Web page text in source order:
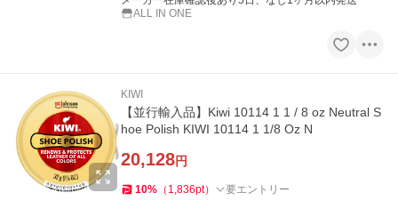
ALL IN ONE
KIWI
【並行輸入品】Kiwi 10114 1 1 / 8 oz Neutral S
hoe Polish KIWI 10114 1 1/8 Oz N
20,128円
10% （ 1,836pt） 要エントリー